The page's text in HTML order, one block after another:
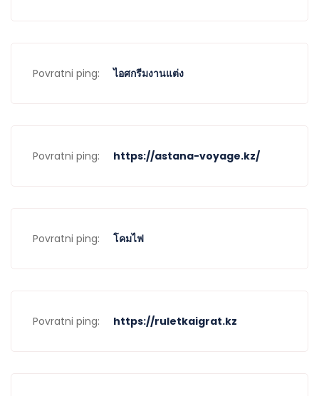
Povratni ping: ไอศกรีมงานแต่ง
Povratni ping: https://astana-voyage.kz/
Povratni ping: โคมไฟ
Povratni ping: https://ruletkaigrat.kz